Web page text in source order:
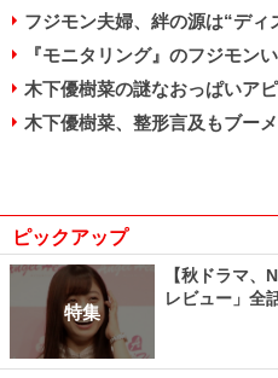
フジモン夫婦、絆の源は“ディ
『モニタリング』のフジモン
木下優樹菜の謎なおっぱいア
木下優樹菜、整形言及もブーメ
ピックアップ
特集
【秋ドラマ
レビュー」全